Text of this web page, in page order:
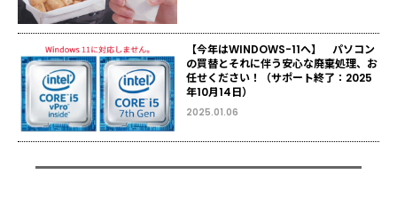
【今年はWINDOWS-11へ】 パソコン
の買替とそれに伴う安心な廃棄処理、お
任せください！（サポート終了：2025
年10月14日）
2025.01.06